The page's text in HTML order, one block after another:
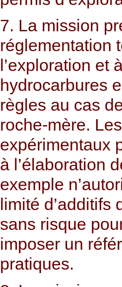
7. La mission
réglementation
l’exploration et
hydrocarbures
règles au cas
roche-mère.
expérimentaux
à l’élaboration
exemple
limité
sans risque
imposer un
pratiques.